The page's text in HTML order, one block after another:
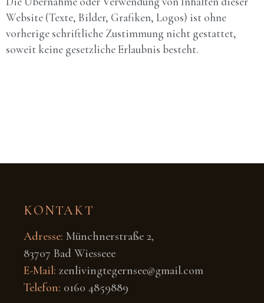
Website (Texte, Bilder, Grafiken, Logos) ist ohne
vorherige schriftliche Zustimmung nicht gestattet,
soweit keine gesetzliche Erlaubnis besteht.
KONTAKT
Adresse:Münchnerstraße 2,
83707 Bad Wiesseee
E-Mail:zenlivingtegernsee@gmail.com
Telefon: 0160 4859889